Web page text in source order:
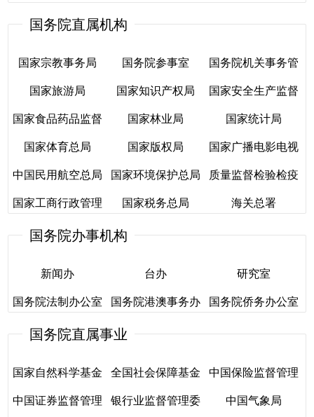
委员会
国务院直属机构
国家宗教事务局
国家宗教事务局
国务院参事室
国务院参事室
国务院机关事务管
理局
国务院机关事务管
理局
国家旅游局
国家旅游局
国家知识产权局
国家知识产权局
国家安全生产监督
管理局
国家安全生产监督
管理局
国家食品药品监督
管理局
国家食品药品监督
管理局
国家林业局
国家林业局
国家统计局
国家统计局
国家体育总局
国家体育总局
国家版权局
国家版权局
国家广播电影电视
总局
国家广播电影电视
总局
中国民用航空总局
中国民用航空总局
国家环境保护总局
国家环境保护总局
质量监督检验检疫
总局
质量监督检验检疫
国家工商行政管理
总局
国家税务总局
国家税务总局
海关总署
海关总署
国务院办事机构
新闻办
新闻办
台办
台办
研究室
研究室
国务院法制办公室
国务院法制办公室
国务院港澳事务办 国务院侨务办公室
国务院侨务办公室
国务院直属事业
国家自然科学基金
委员会
全国社会保障基金
理事会
中国保险监督管理
委员会
中国证券监督管理 银行业监督管理委
中国气象局